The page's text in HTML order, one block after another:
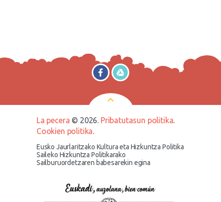
La pecera © 2026. Pribatutasun politika.
Cookien politika.
Eusko Jaurlaritzako Kultura eta Hizkuntza Politika
Saileko Hizkuntza Politikarako
Sailburuordetzaren babesarekin egina